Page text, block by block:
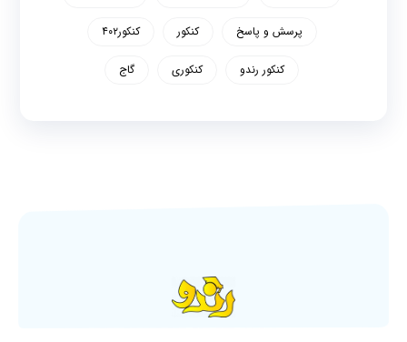
پرسش و پاسخ کنکور کنکور۴۰۲
کنکور رندو کنکوری گاج